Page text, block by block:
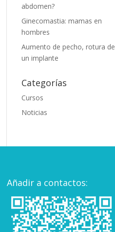
abdomen?
Ginecomastia: mamas en
hombres
Aumento de pecho, rotura de
un implante
Categorías
Cursos
Noticias
Añadir a contactos: